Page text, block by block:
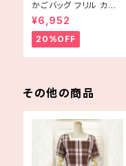
かごバッグ フリル カゴ
バッグ bag 手編み ハ
ンドメイド
¥6,952
20%OFF
その他の商品